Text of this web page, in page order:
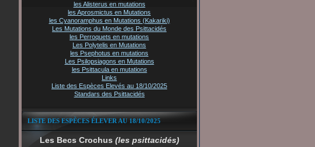
les Alisterus en mutations
les Aprosmictus en Mutations
les Cyanoramphus en Mutations (Kakariki)
Les Mutations du Monde des Psittacidés
les Perroquets en mutations
Les Polytelis en Mutations
les Psephotus en mutations
Les Psilopsiagons en Mutations
les Psittacula en mutations
Links
Liste des Espèces Elevés au 18/10/2025
Standars des Psittacidés
LISTE DES ESPÈCES ÉLEVER AU 18/10/2025
Les Becs Crochus (les psittacidés)